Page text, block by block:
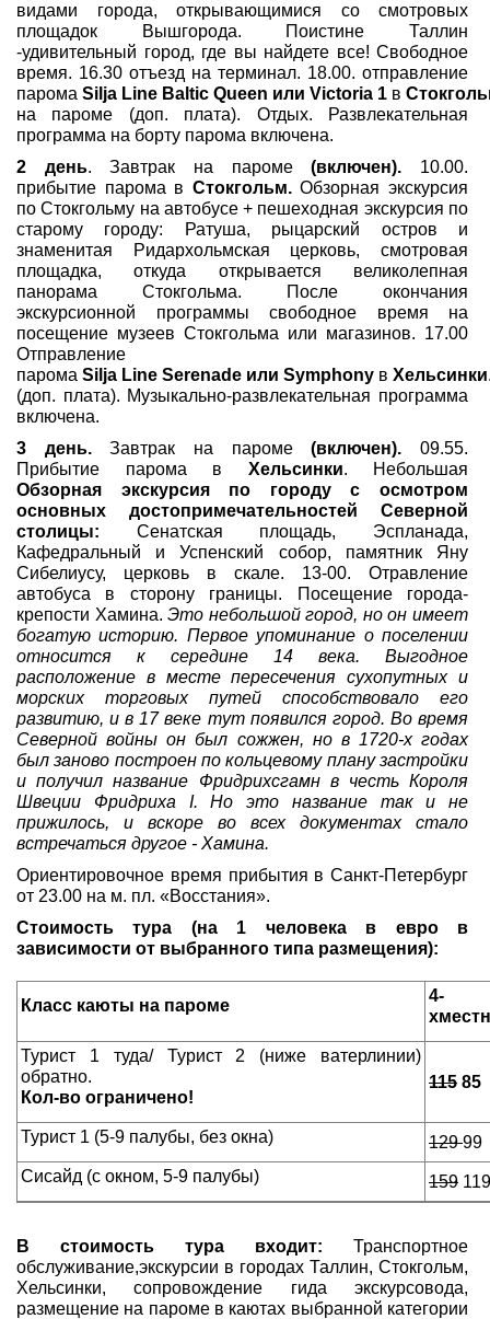
видами города, открывающимися со смотровых
площадок Вышгорода. Поистине Таллин
-удивительный город, где вы найдете все! Свободное
время. 16.30 отъезд на терминал. 18.00. отправление
парома Silja Line Baltic Queen или Victoria 1 в
на пароме (доп. плата). Отдых. Развлекательная
программа на борту парома включена.
2 день. Завтрак на пароме(включен). 10.00.
прибытие парома в Стокгольм.Обзорная экскурсия
по Стокгольму на автобусе + пешеходная экскурсия по
старому городу: Ратуша, рыцарский остров и
знаменитая Ридархольмская церковь, смотровая
площадка, откуда открывается великолепная
панорама Стокгольма. После окончания
экскурсионной программы свободное время на
посещение музеев Стокгольма или магазинов. 17.00
Отправление
парома Silja Line Serenade или Symphony в Хельсинки
(доп. плата). Музыкально-развлекательная программа
включена.
3 день.Завтрак на пароме(включен). 09.55.
Прибытие парома в Хельсинки. Небольшая
Обзорная экскурсия по городу
с осмотром
основных достопримечательностей Северной
столицы: Сенатская площадь, Эспланада,
Кафедральный и Успенский собор, памятник Яну
Сибелиусу, церковь в скале. 13-00. Отравление
автобуса в сторону границы. Посещение города-
крепости Хамина.Это небольшой город, но он имеет
богатую историю. Первое упоминание о поселении
относится к середине 14 века. Выгодное
расположение в месте пересечения сухопутных и
морских торговых путей способствовало его
развитию, и в 17 веке тут появился город. Во время
Северной войны он был сожжен, но в 1720-х годах
был заново построен по кольцевому плану застройки
и получил название Фридрихсгамн в честь Короля
Швеции Фридриха I. Но это название так и не
прижилось, и вскоре во всех документах стало
встречаться другое - Хамина.
Ориентировочное время прибытия в Санкт-Петербург
от 23.00 на м. пл. «Восстания».
Стоимость тура (на 1 человека в евро в
зависимости от выбранного типа размещения):
Класс каюты на пароме
4-
Турист 1 туда/ Турист 2 (ниже ватерлинии)
обратно.
Кол-во ограничено!
115 85
Турист 1 (5-9 палубы, без окна) 12999
Сисайд (с окном, 5-9 палубы)
159 119
В стоимость тура входит: Транспортное
обслуживание,экскурсии в городах Таллин, Стокгольм,
Хельсинки, сопровождение гида экскурсовода,
размещение на пароме в каютах выбранной категории